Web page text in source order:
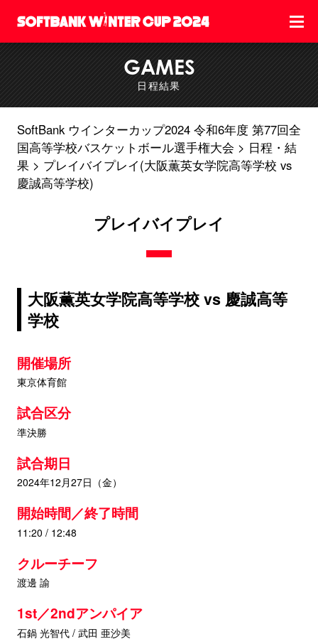
GAMES
日程結果
SoftBank ウインターカップ2024 令和6年度 第77回全
国高等学校バスケットボール選手権大会
日程・結
果
プレイバイプレイ(大阪薫英女学院高等学校 vs
慶誠高等学校)
プレイバイプレイ
大阪薫英女学院高等学校 vs 慶誠高等
学校
開催場所
東京体育館
試合区分
準決勝
試合期日
2024年12月27日（金）
開始時間／終了時間
11:20 / 12:48
クルーチーフ
渡邊 諭
1st／2ndアンパイア
石鍋 光智代 / 武田 亜沙美